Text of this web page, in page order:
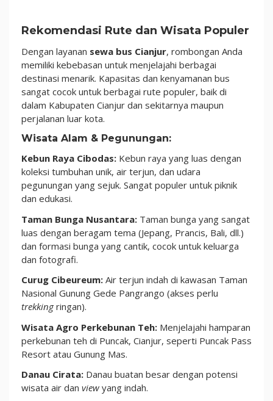
Rekomendasi Rute dan Wisata Populer
Dengan layanan sewa bus Cianjur, rombongan Anda
memiliki kebebasan untuk menjelajahi berbagai
destinasi menarik. Kapasitas dan kenyamanan bus
sangat cocok untuk berbagai rute populer, baik di
dalam Kabupaten Cianjur dan sekitarnya maupun
perjalanan luar kota.
Wisata Alam & Pegunungan:
Kebun Raya Cibodas: Kebun raya yang luas dengan
koleksi tumbuhan unik, air terjun, dan udara
pegunungan yang sejuk. Sangat populer untuk piknik
dan edukasi.
Taman Bunga Nusantara: Taman bunga yang sangat
luas dengan beragam tema (Jepang, Prancis, Bali, dll.)
dan formasi bunga yang cantik, cocok untuk keluarga
dan fotografi.
Curug Cibeureum: Air terjun indah di kawasan Taman
Nasional Gunung Gede Pangrango (akses perlu
trekkingringan).
Wisata Agro Perkebunan Teh: Menjelajahi hamparan
perkebunan teh di Puncak, Cianjur, seperti Puncak Pass
Resort atau Gunung Mas.
Danau Cirata: Danau buatan besar dengan potensi
wisata air dan view yang indah.